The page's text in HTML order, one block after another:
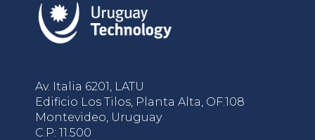
Av. Italia 6201, LATU
Edificio Los Tilos, Planta Alta, OF.108
Montevideo, Uruguay
C.P: 11.500